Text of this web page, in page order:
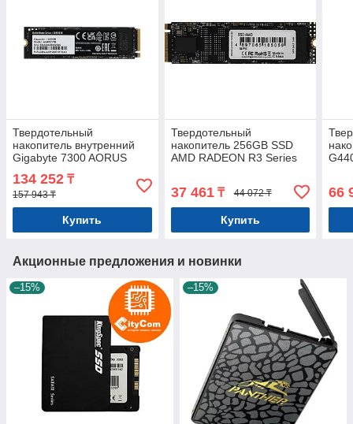
Твердотельный
накопитель внутренний
Gigabyte 7300 AORUS
2280 PCI-E 4.0x4 w/o heat
134 252 ₸
157 943 ₸
Купить
Твердотельный
накопитель 256GB SSD
AMD RADEON R3 Series
R3MP30256G8
37 461₸ 44 072 ₸
Купить
66
Акционные предложения и новинки
–15% –15%